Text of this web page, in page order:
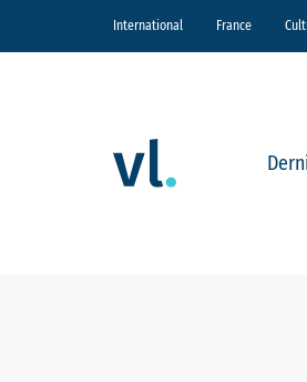
International France